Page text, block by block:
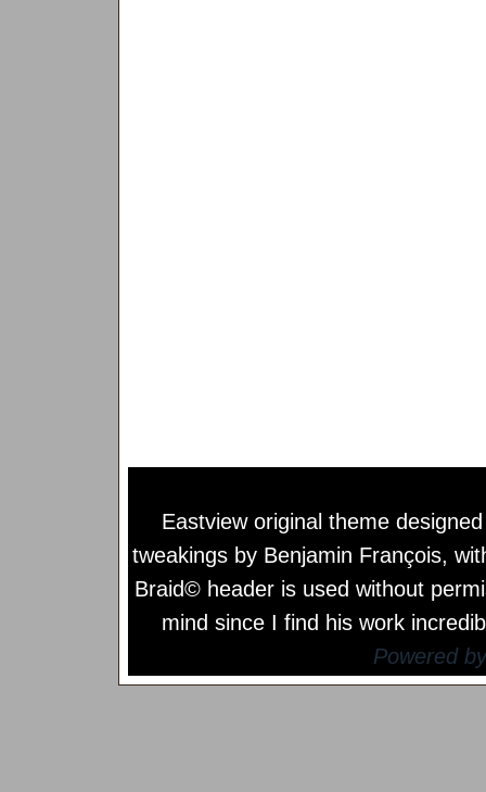
Eastview original theme
tweakings by Benjamin François,
Braid© header is used without
mind since I find his work
Powered